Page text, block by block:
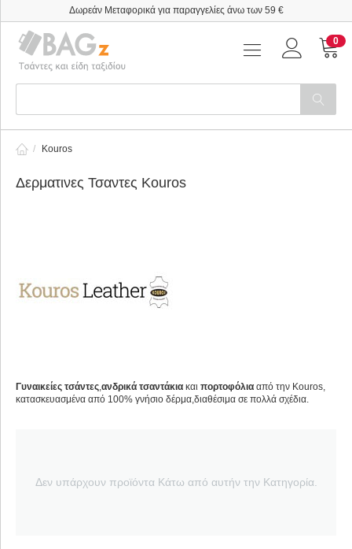
Δωρεάν Μεταφορικά για παραγγελίες άνω των 59 €
0
/ Kouros
Δερματινες Τσαντες Kouros
Γυναικείες τσάντες,ανδρικά τσαντάκια και πορτοφόλια από την Kouros,
κατασκευασμένα από 100% γνήσιο δέρμα,διαθέσιμα σε πολλά σχέδια.
Δεν υπάρχουν προϊόντα Κάτω από αυτήν την Κατηγορία.